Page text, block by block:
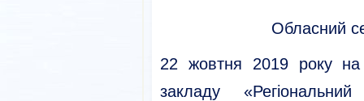
Обласний
22 жовтня 2019 року на
закладу